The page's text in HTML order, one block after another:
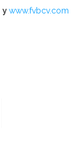
ywww.fvbcv.com